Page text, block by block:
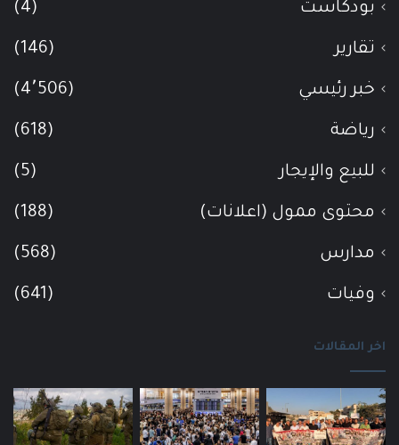
بودكاست (4)
تقارير (146)
خبر رئيسي (4٬506)
رياضة (618)
للبيع والإيجار (5)
محتوى ممول (اعلانات) (188)
مدارس (568)
وفيات (641)
اخر المقالات